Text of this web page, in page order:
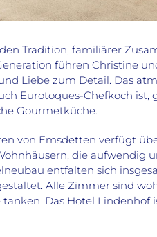
Tradition, familiärer
führen Christine
Liebe zum Detail. Das
Eurotoques-Chefkoch
Gourmetküche.
von Emsdetten verfügt
die aufwendig
entfalten sich
Alle Zimmer sind
Das Hotel